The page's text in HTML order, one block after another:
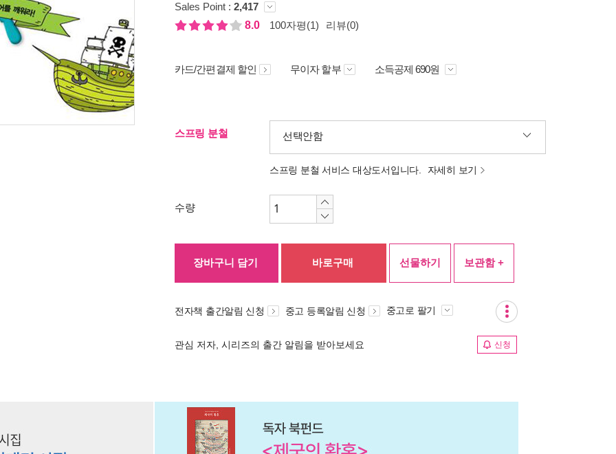
Sales Point : 2,417
8.0
100자평(1) 리뷰(0)
카드/간편결제 할인 무이자 할부 소득공제 690원
스프링 분철 선택안함
스프링 분철 서비스 대상도서입니다. 자세히 보기
수량
장바구니 담기 바로구매 선물하기 보관함 +
전자책 출간알림 신청 중고 등록알림 신청 중고로 팔기
관심 저자, 시리즈의 출간 알림을 받아보세요 신청